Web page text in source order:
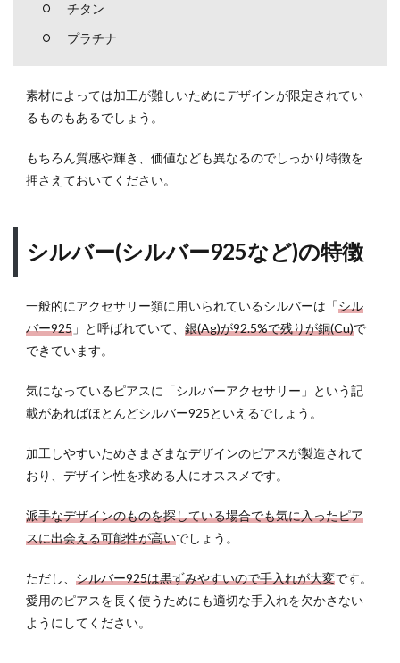
めな
印象
はシ
ンプ
デザ
イン
スメ
スの
色も
イメ
を決
重要
素
シル
バー
やゴ
ドは
最も
カラ
チタン
プラチナ
素材によっては加工が難しいためにデザインが限定されてい
るものもあるでしょう。
もちろん質感や輝き、価値なども異なるのでしっかり特徴を
押さえておいてください。
シルバー(シルバー925など)の特徴
一般的にアクセサリー類に用いられているシルバーは「シル
バー925 」と呼ばれていて、 銀(Ag)が92.5%で残りが銅(Cu)で
できています。
気になっているピアスに「シルバーアクセサリー」という記
載があればほとんどシルバー925といえるでしょう。
加工しやすいためさまざまなデザインのピアスが製造されて
おり、デザイン性を求める人にオススメです。
派手なデザインのものを探している場合でも気に入ったピア
スに出会える可能性が高いでしょう。
ただし、 シルバー925は黒ずみやすいので手入れが大変です。
愛用のピアスを長く使うためにも適切な手入れを欠かさない
ようにしてください。